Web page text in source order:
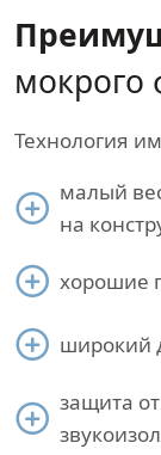
мокрого
Технология
малый
на
хорошие
широкий
защита